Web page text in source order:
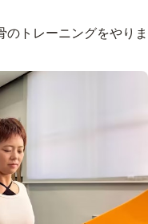
トレーニングをやりま